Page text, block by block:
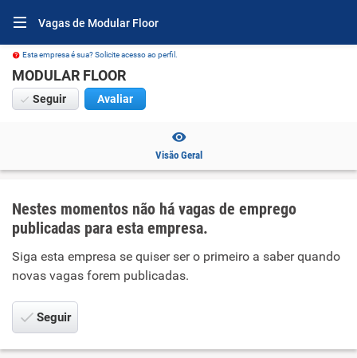
Vagas de Modular Floor
Esta empresa é sua? Solicite acesso ao perfil.
MODULAR FLOOR
Seguir Avaliar
Visão Geral
Nestes momentos não há vagas de emprego
publicadas para esta empresa.
Siga esta empresa se quiser ser o primeiro a saber quando
novas vagas forem publicadas.
Seguir